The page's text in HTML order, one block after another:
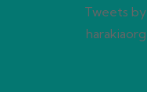
Tweets by
harakiaorg